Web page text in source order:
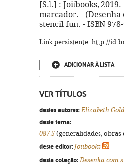
[S.l.] : Joiibooks,
marcador. - (Desenha
stencil fun. - ISBN
Link persistente: http://
ADICIONAR À LISTA
VER TÍTULOS
destes autores: Elizabeth
deste tema:
087.5 (generalidades,
deste editor: Joiibooks
desta coleção: Desenha com